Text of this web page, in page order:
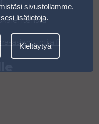
asiantuntija.fi
sivustollamme.
lisätietoja.
Kieltäytyä